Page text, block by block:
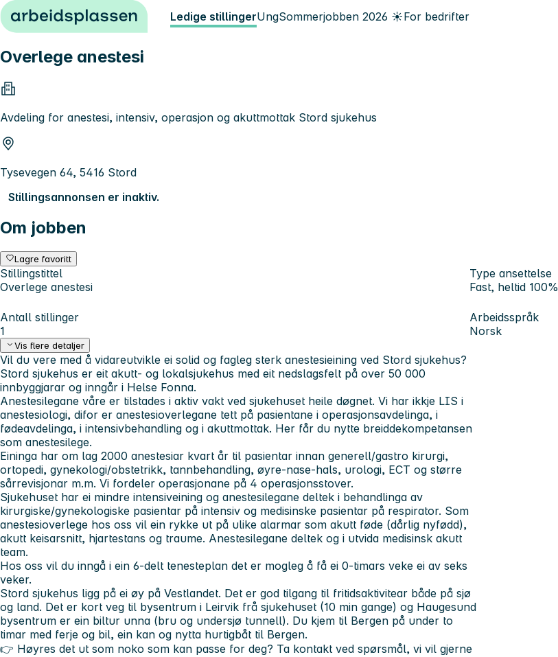
Hopp til innhold Ledige stillingerUngSommerjobben 2026 ☀️For bedrifter
Overlege anestesi
Avdeling for anestesi, intensiv, operasjon og akuttmottak Stord sjukehus
Tysevegen 64, 5416 Stord
Stillingsannonsen er inaktiv.
Om jobben
Lagre favoritt
Stillingstittel
Overlege anestesi
Type ansettelse
Fast, heltid 100%
Antall stillinger
1
Arbeidsspråk
Norsk
Vis flere detaljer
Vil du vere med å vidareutvikle ei solid og fagleg sterk anestesieining ved Stord sjukehus?
Stord sjukehus er eit akutt- og lokalsjukehus med eit nedslagsfelt på over 50 000
innbyggjarar og inngår i Helse Fonna.
Anestesilegane våre er tilstades i aktiv vakt ved sjukehuset heile døgnet. Vi har ikkje LIS i
anestesiologi, difor er anestesioverlegane tett på pasientane i operasjonsavdelinga, i
fødeavdelinga, i intensivbehandling og i akuttmottak. Her får du nytte breiddekompetansen
som anestesilege.
Eininga har om lag 2000 anestesiar kvart år til pasientar innan generell/gastro kirurgi,
ortopedi, gynekologi/obstetrikk, tannbehandling, øyre-nase-hals, urologi, ECT og større
sårrevisjonar m.m. Vi fordeler operasjonane på 4 operasjonsstover.
Sjukehuset har ei mindre intensiveining og anestesilegane deltek i behandlinga av
kirurgiske/gynekologiske pasientar på intensiv og medisinske pasientar på respirator. Som
anestesioverlege hos oss vil ein rykke ut på ulike alarmar som akutt føde (dårlig nyfødd),
akutt keisarsnitt, hjartestans og traume. Anestesilegane deltek og i utvida medisinsk akutt
team.
Hos oss vil du inngå i ein 6-delt tenesteplan det er mogleg å få ei 0-timars veke ei av seks
veker.
Stord sjukehus ligg på ei øy på Vestlandet. Det er god tilgang til fritidsaktivitear både på sjø
og land. Det er kort veg til bysentrum i Leirvik frå sjukehuset (10 min gange) og Haugesund
bysentrum er ein biltur unna (bru og undersjø tunnell). Du kjem til Bergen på under to
timar med ferje og bil, ein kan og nytta hurtigbåt til Bergen.
👉 Høyres det ut som noko som kan passe for deg? Ta kontakt ved spørsmål, vi vil gjerne